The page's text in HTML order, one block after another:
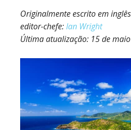
Originalmente escrito em
editor-chefe:Ian Wright
Última atualização: 15 de